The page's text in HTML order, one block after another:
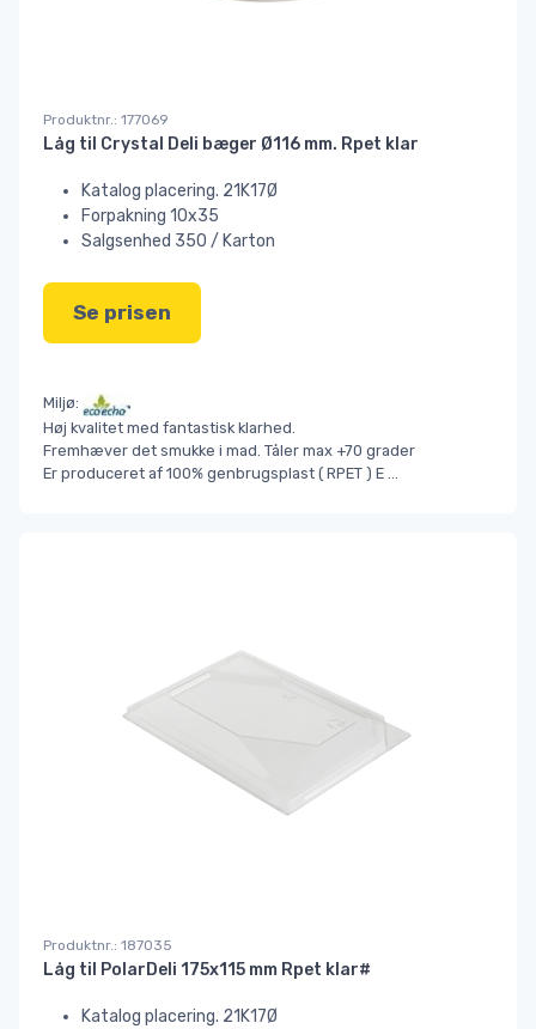
Produktnr.: 177069
Låg til Crystal Deli bæger Ø116 mm. Rpet klar
Katalog placering. 21K17Ø
Forpakning 10x35
Salgsenhed 350 / Karton
Se prisen
Miljø:
Høj kvalitet med fantastisk klarhed.
Fremhæver det smukke i mad. Tåler max +70 grader
Er produceret af 100% genbrugsplast ( RPET ) E
Produktnr.: 187035
Låg til PolarDeli 175x115 mm Rpet klar#
Katalog placering. 21K17Ø